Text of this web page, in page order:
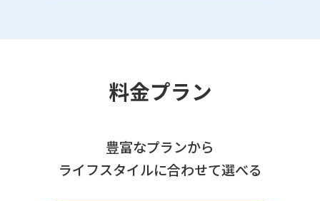
料金プラン
豊富なプランから
ライフスタイルに合わせて選べる